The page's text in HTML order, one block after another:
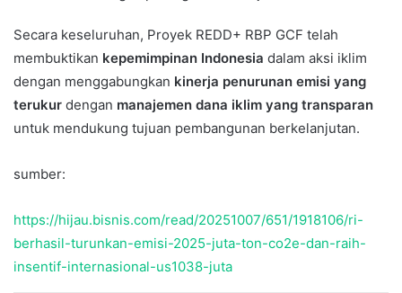
Secara keseluruhan, Proyek REDD+ RBP GCF telah
membuktikan kepemimpinan Indonesia dalam aksi iklim
dengan menggabungkan kinerja penurunan emisi yang
terukur dengan manajemen dana iklim yang transparan
untuk mendukung tujuan pembangunan berkelanjutan.
sumber:
https://hijau.bisnis.com/read/20251007/651/1918106/ri-
berhasil-turunkan-emisi-2025-juta-ton-co2e-dan-raih-
insentif-internasional-us1038-juta